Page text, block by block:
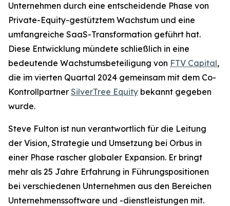
Unternehmen durch eine entscheidende Phase von
Private-Equity-gestütztem Wachstum und eine
umfangreiche SaaS-Transformation geführt hat.
Diese Entwicklung mündete schließlich in eine
bedeutende Wachstumsbeteiligung von FTV Capital,
die im vierten Quartal 2024 gemeinsam mit dem Co-
Kontrollpartner SilverTree Equity bekannt gegeben
wurde.
Steve Fulton ist nun verantwortlich für die Leitung
der Vision, Strategie und Umsetzung bei Orbus in
einer Phase rascher globaler Expansion. Er bringt
mehr als 25 Jahre Erfahrung in Führungspositionen
bei verschiedenen Unternehmen aus den Bereichen
Unternehmenssoftware und -dienstleistungen mit.